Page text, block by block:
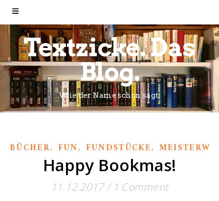
Textzicke. Das
Blog.
Wie der Name schon sagt.
BÜCHER, FUN, FUNDSTÜCKE,
Happy Bookmas!
11.12.2017/ 1 Comment